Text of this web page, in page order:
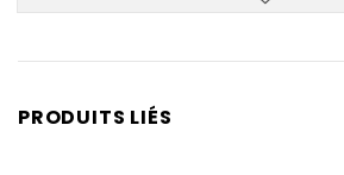
PRODUITS LIÉS